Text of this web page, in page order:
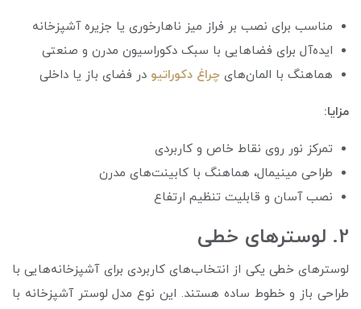
مناسب برای نصب بر فراز میز ناهارخوری یا جزیره آشپزخانه
ایده‌آل برای فضاهایی با سبک دکوراسیون مدرن و صنعتی
هماهنگ با المان‌های چراغ دكوراتيو در فضای باز یا داخلی
مزایا:
تمرکز نور روی نقاط خاص و کاربردی
طراحی مینیمال، هماهنگ با کابینت‌های مدرن
نصب آسان و قابلیت تنظیم ارتفاع
2. لوسترهای خطی
لوسترهای خطی یکی از انتخاب‌های کاربردی برای آشپزخانه‌هایی با
طراحی باز و خطوط ساده هستند. این نوع مدل لوستر آشپزخانه با